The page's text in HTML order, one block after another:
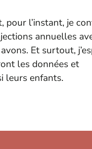
pour l’instant, je
annuelles
Et surtout,
les données et
leurs enfants.